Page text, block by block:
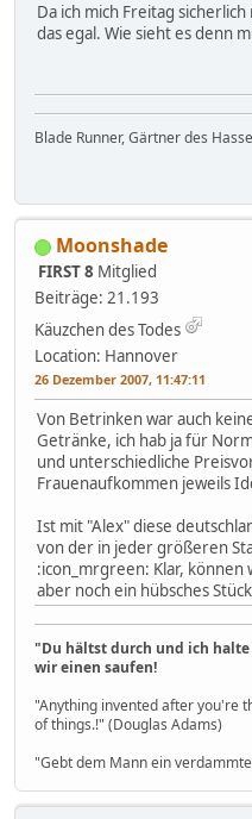
Da ich mich Freitag
das egal. Wie sieht es denn
Blade Runner, Gärtner des
Moonshade
FIRST 8 Mitglied
Beiträge: 21.193
Käuzchen des Todes
Location: Hannover
26 Dezember 2007, 11:47:11
Von Betrinken war auch
Getränke, ich hab ja für
und unterschiedliche
Frauenaufkommen jeweils
Ist mit "Alex" diese
von der in jeder größeren
:icon_mrgreen: Klar, können
aber noch ein hübsches
"Du hältst durch und ich halte
wir einen saufen!
"Anything invented after you're
of things.!" (Douglas Adams)
"Gebt dem Mann ein